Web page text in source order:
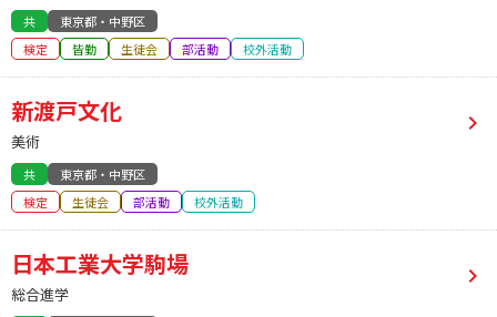
共
東京都・中野区
検定
皆勤 生徒会 部活動 校外活動
新渡戸文化
美術
共
東京都・中野区
検定
生徒会 部活動 校外活動
日本工業大学駒場
総合進学